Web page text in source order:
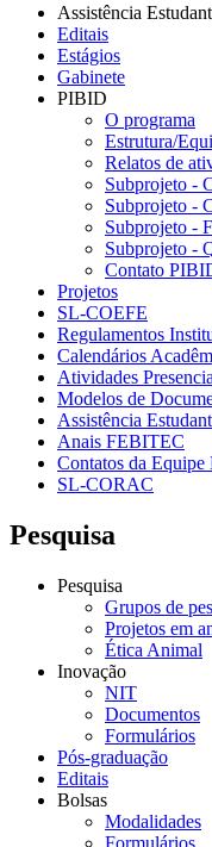
Assistência
Editais
Estágios
Gabinete
PIBID
O programa
Estrutura/
Relatos de
Subprojeto -
Subprojeto -
Subprojeto -
Subprojeto -
Contato
Projetos
SL-COEFE
Regulamentos
Calendários
Atividades
Modelos de
Assistência
Anais FEBITEC
Contatos da
SL-CORAC
Pesquisa
Pesquisa
Grupos de
Projetos em
Ética Animal
Inovação
NIT
Documentos
Formulários
Pós-graduação
Editais
Bolsas
Modalidades
Formulários